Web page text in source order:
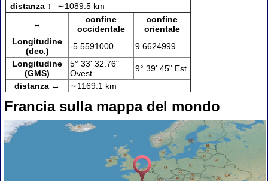
distanza ↕
∼1089.5 km
↔
confine
occidentale
confine
orientale
Longitudine
(dec.)
-5.5591000
9.6624999
Longitudine
(GMS)
5° 33' 32.76"
Ovest
9° 39' 45" Est
distanza ↔
∼1169.1 km
Francia sulla mappa del mondo